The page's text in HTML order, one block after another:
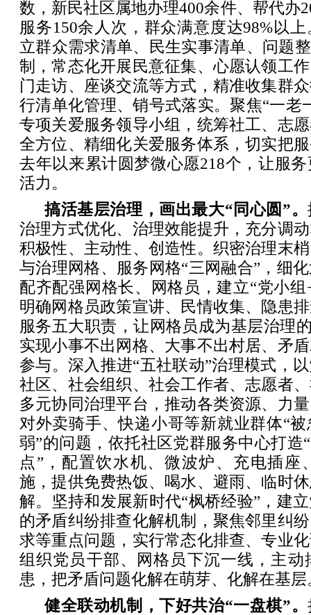
数，新民社区属地办理400余件、帮代办
服务150余人次，群众满意度达98%以
立群众需求清单、民生实事清单、问题
制，常态化开展民意征集、心愿认领工
门走访、座谈交流等方式，精准收集群
行清单化管理、销号式落实。聚焦“一老
专项关爱服务领导小组，统筹社工、志
全方位、精细化关爱服务体系，切实把
去年以来累计圆梦微心愿218个，让服
活力。
搞活基层治理，画出最大“同心圆”。
治理方式优化、治理效能提升，充分调
积极性、主动性、创造性。织密治理末
与治理网格、服务网格“三网融合”，细
配齐配强网格长、网格员，建立“党小
明确网格员政策宣讲、民情收集、隐患
服务五大职责，让网格员成为基层治理
实现小事不出网格、大事不出村居、矛
参与。深入推进“五社联动”治理模式，
社区、社会组织、社会工作者、志愿者
多元协同治理平台，推动各类资源、力
对外卖骑手、快递小哥等新就业群体“
弱”的问题，依托社区党群服务中心打造
点”，配置饮水机、微波炉、充电插座
施，提供免费热饭、喝水、避雨、临时
解。坚持和发展新时代“枫桥经验”，建
的矛盾纠纷排查化解机制，聚焦邻里纠
求等重点问题，实行常态化排查、专业
组织党员干部、网格员下沉一线，主动
患，把矛盾问题化解在萌芽、化解在基层
健全联动机制，下好共治“一盘棋”。